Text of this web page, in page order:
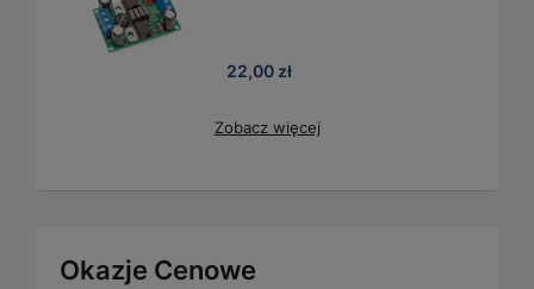
22,00 zł
Zobacz więcej
Okazje Cenowe